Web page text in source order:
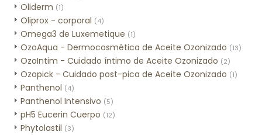
Oliderm (1)
Oliprox - corporal (4)
Omega3 de Luxemetique (1)
OzoAqua - Dermocosmética de Aceite Ozonizado (13)
OzoIntim - Cuidado íntimo de Aceite Ozonizado (2)
Ozopick - Cuidado post-pica de Aceite Ozonizado (1)
Panthenol (4)
Panthenol Intensivo (5)
pH5 Eucerin Cuerpo (12)
Phytolastil (3)